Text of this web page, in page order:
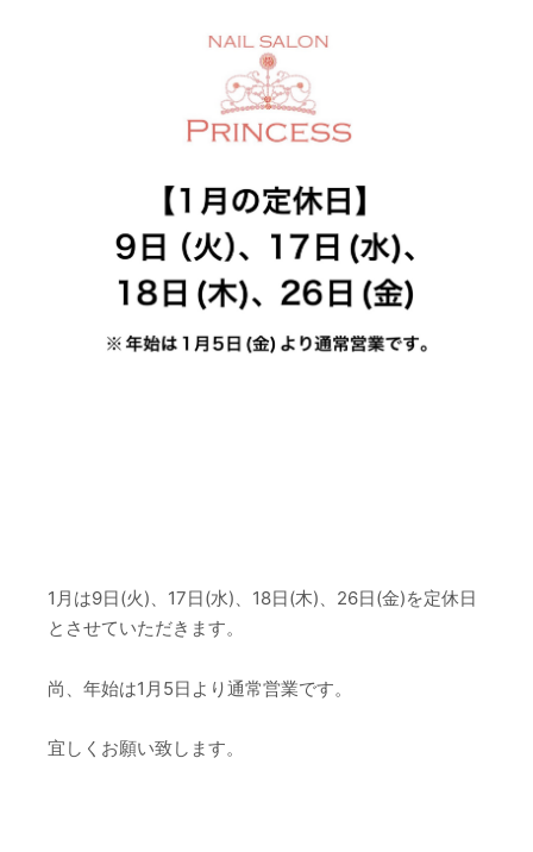
1月は9日(火)、17日(水)、18日(木)、26日(金)を定休日
とさせていただきます。
尚、年始は1月5日より通常営業です。
宜しくお願い致します。